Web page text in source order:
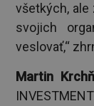
všetkých, ale
svojich
veslovať,“
Martin